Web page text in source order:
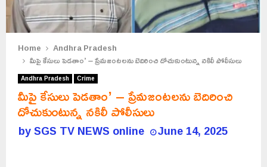
Home
Andhra Pradesh
మీపై కేసులు పెడతాం’ – ప్రేమజంటలను బెదిరించి దోచుకుంటున్న నకిలీ పోలీసులు
Andhra Pradesh Crime
మీపై కేసులు పెడతాం’ – ప్రేమజంటలను బెదిరించి
దోచుకుంటున్న నకిలీ పోలీసులు
bySGS TV NEWS online June 14, 2025